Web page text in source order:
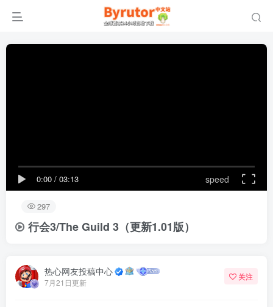
0:00 / 03:13 speed
297
行会3/The Guild 3（更新1.01版）
热心网友投稿中心
7月21日更新
关注